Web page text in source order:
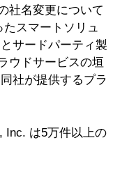
社名変更について
スマートソリュ
サードパーティ製
ウドサービスの垣
社が提供するプラ
Inc. は5万件以上の